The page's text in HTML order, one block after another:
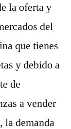
la oferta y
del
que tienes
y debido a
de
a vender
la demanda